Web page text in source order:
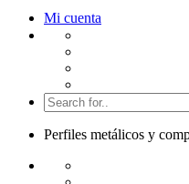
Mi cuenta
Perfiles metálicos y